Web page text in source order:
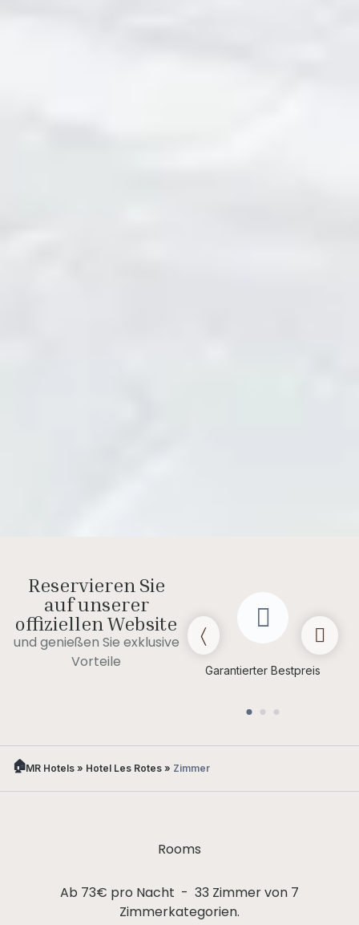
Reservieren Sie
auf unserer
offiziellen Website
und genießen Sie exklusive
Vorteile
Spätes Auschecken
(je nach
Garantierter Bestpreis
MR Hotels » Hotel Les Rotes » Zimmer
Rooms
Ab 73€ pro Nacht - 33 Zimmer von 7
Zimmerkategorien.